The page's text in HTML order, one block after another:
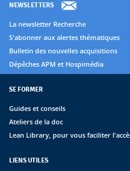
NEWSLETTERS
La newsletter Recherche
S'abonner aux alertes thématiques
Bulletin des nouvelles acquisitions
Dépêches APM et Hospimédia
SE FORMER
Guides et conseils
Ateliers de la doc
Lean Library, pour vous faciliter
LIENS UTILES